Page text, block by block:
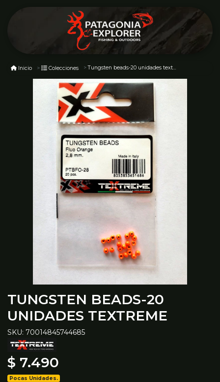
Inicio Colecciones Tungsten beads-20 unidades textreme
TUNGSTEN BEADS-20
UNIDADES TEXTREME
SKU: 70014845744685
$ 7.490
Pocas Unidades.